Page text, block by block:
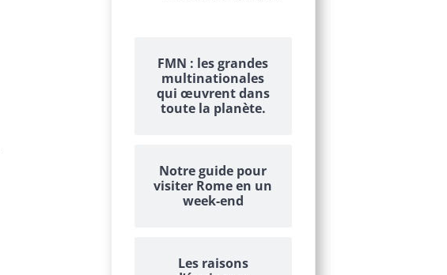
FMN : les grandes
multinationales
qui œuvrent dans
toute la planète.
Notre guide pour
visiter Rome en un
week-end
Les raisons